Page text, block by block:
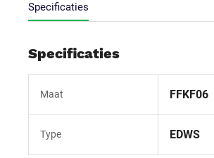
Specificaties
Specificaties
Maat FFKF06
Type EDWS